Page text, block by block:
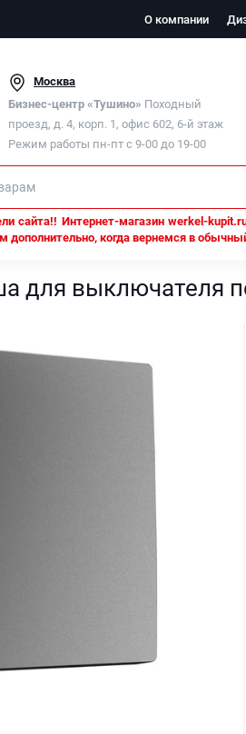
О компании
Москва
Бизнес-центр «Тушино» Походный
проезд, д. 4, корп. 1, офис 602, 6-й этаж
Режим работы пн-пт с 9-00 до 19-00
сайта!! Интернет-магазин werkel-
когда вернемся в
Werkel - Графит матовый
для выключателя